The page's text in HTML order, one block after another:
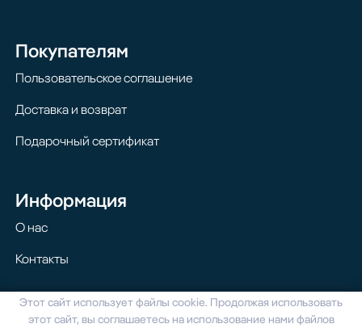
Покупателям
Пользовательское соглашение
Доставка и возврат
Подарочный сертификат
Информация
О нас
Контакты
© 2024 Homilton. Все права защищены
Этот сайт использует файлы cookie. Продолжая использовать
этот сайт, вы соглашаетесь на использование нами файлов